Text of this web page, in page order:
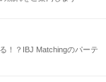
！？IBJ Matchingのパーテ